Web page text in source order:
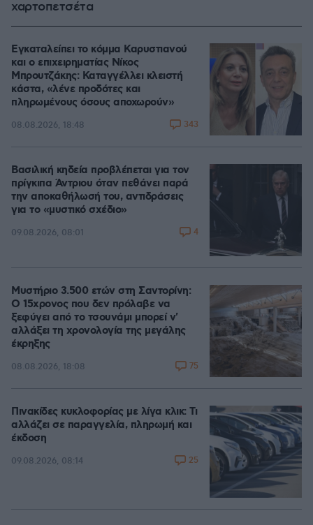
χαρτοπετσέτα
Εγκαταλείπει το κόμμα Καρυστιανού
και ο επιχειρηματίας Νίκος
Μπρουτζάκης: Καταγγέλλει κλειστή
κάστα, «λένε προδότες και
πληρωμένους όσους αποχωρούν»
08.08.2026, 18:48 343
Βασιλική κηδεία προβλέπεται για τον
πρίγκιπα Άντριου όταν πεθάνει παρά
την αποκαθήλωσή του, αντιδράσεις
για το «μυστικό σχέδιο»
09.08.2026, 08:01 4
Μυστήριο 3.500 ετών στη Σαντορίνη:
Ο 15χρονος που δεν πρόλαβε να
ξεφύγει από το τσουνάμι μπορεί ν'
αλλάξει τη χρονολογία της μεγάλης
έκρηξης
08.08.2026, 18:08 75
Πινακίδες κυκλοφορίας με λίγα κλικ: Τι
αλλάζει σε παραγγελία, πληρωμή και
έκδοση
09.08.2026, 08:14 25